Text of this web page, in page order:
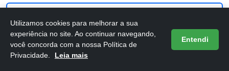
Utilizamos cookies para melhorar a sua
experiência no site. Ao continuar navegando,
você concorda com a nossa Política de
Privacidade.
Leia mais
Entendi